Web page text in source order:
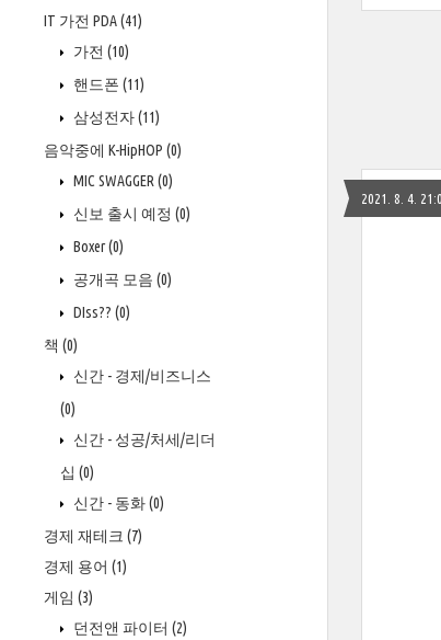
IT 가전 PDA(41)
가전 (10)
핸드폰 (11)
삼성전자(11)
음악중에 K-HipHOP (0)
MIC SWAGGER (0)
신보 출시 예정 (0)
Boxer(0)
공개곡 모음 (0)
DIss?? (0)
책 (0)
신간 - 경제/비즈니스
(0)
신간 - 성공/처세/리더
십 (0)
신간 - 동화(0)
경제 재테크 (7)
경제 용어 (1)
게임 (3)
던전앤 파이터 (2)
2021. 8. 4.